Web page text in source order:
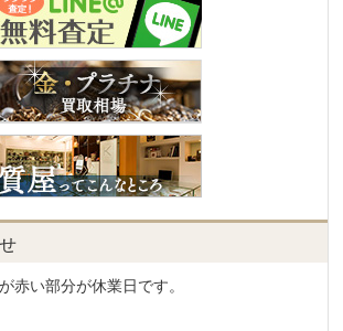
赤い部分が休業日です。